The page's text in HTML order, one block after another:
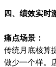
四、绩效实时
痛点场景：
传统月底核算
做少一个样。